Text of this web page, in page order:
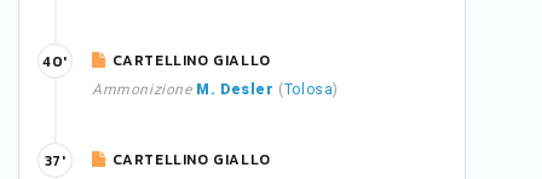
CARTELLINO GIALLO
Ammonizione M. Desler (Tolosa)
40'
CARTELLINO GIALLO
37'